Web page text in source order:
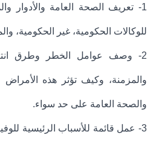
1- تعريف الصحة العامة والأدوار
للوكالات الحكومية، غير الحكومية،
2- وصف عوامل الخطر وطرق
والمزمنة، وكيف تؤثر هذه
والصحة العامة على حد سواء.
3- عمل قائمة للأسباب الرئيسية